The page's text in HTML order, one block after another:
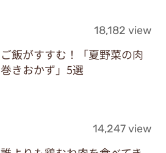
18,182 view
ご飯がすすむ！「夏野菜の肉
巻きおかず」5選
14,247 view